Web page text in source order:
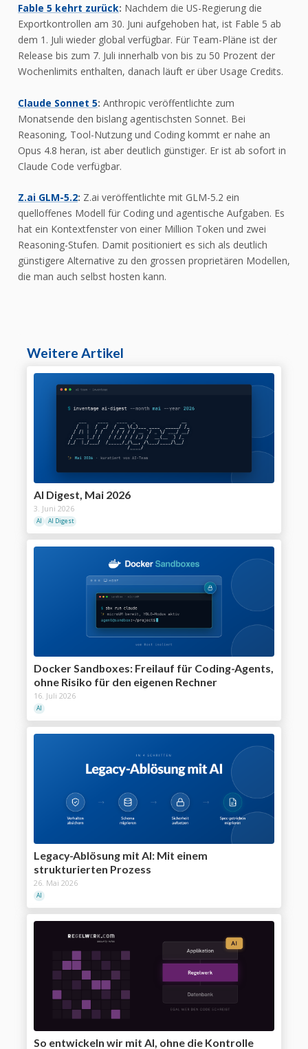
Fable 5 kehrt zurück: Nachdem die US-Regierung die
Exportkontrollen am 30. Juni aufgehoben hat, ist Fable 5 ab
dem 1. Juli wieder global verfügbar. Für Team-Pläne ist der
Release bis zum 7. Juli innerhalb von bis zu 50 Prozent der
Wochenlimits enthalten, danach läuft er über Usage Credits.
Claude Sonnet 5: Anthropic veröffentlichte zum
Monatsende den bislang agentischsten Sonnet. Bei
Reasoning, Tool-Nutzung und Coding kommt er nahe an
Opus 4.8 heran, ist aber deutlich günstiger. Er ist ab sofort in
Claude Code verfügbar.
Z.ai GLM-5.2: Z.ai veröffentlichte mit GLM-5.2 ein
quelloffenes Modell für Coding und agentische Aufgaben. Es
hat ein Kontextfenster von einer Million Token und zwei
Reasoning-Stufen. Damit positioniert es sich als deutlich
günstigere Alternative zu den grossen proprietären Modellen,
die man auch selbst hosten kann.
Weitere Artikel
AI Digest, Mai 2026
3. Juni 2026
AI AI Digest
Docker Sandboxes: Freilauf für Coding-Agents,
ohne Risiko für den eigenen Rechner
16. Juli 2026
AI
Legacy-Ablösung mit AI: Mit einem
strukturierten Prozess
26. Mai 2026
AI
So entwickeln wir mit AI, ohne die Kontrolle